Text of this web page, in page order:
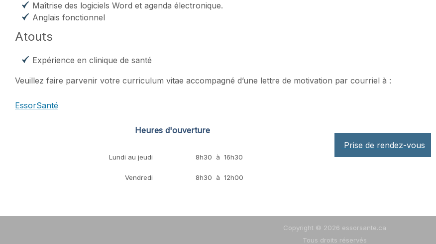
Maîtrise des logiciels Word et agenda électronique.
Anglais fonctionnel
Atouts
Expérience en clinique de santé
Veuillez faire parvenir votre curriculum vitae accompagné d’une lettre de motivation par courriel à :
EssorSanté
Heures d'ouverture
Lundi au jeudi 8h30 à 16h30
Vendredi 8h30 à 12h00
Prise de rendez-vous
Copyright © 2026 essorsante.ca
Tous droits réservés